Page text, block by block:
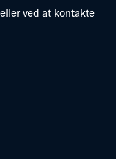
ved at kontakte